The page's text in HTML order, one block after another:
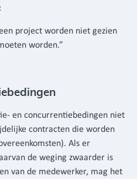
project worden niet gezien
worden.”
en concurrentiebedingen niet
contracten die worden
Als er
de weging zwaarder is
van de medewerker, mag het